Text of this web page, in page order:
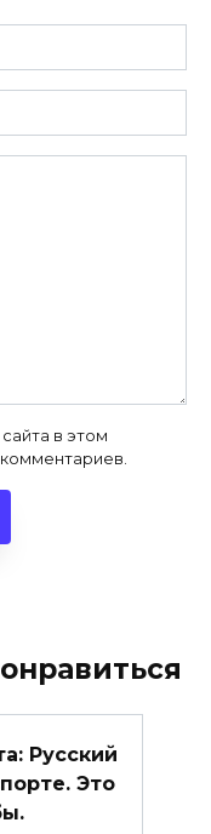
в этом
Русский
Это